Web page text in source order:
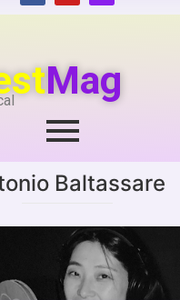
Mag
Baltassare